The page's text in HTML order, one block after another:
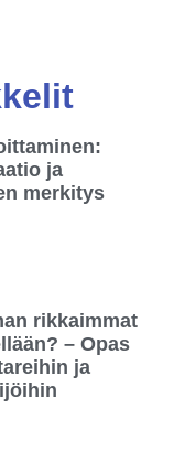
ja
merkitys
rikkaimmat
– Opas
ja